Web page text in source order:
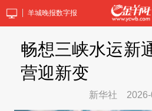
羊城晚报数字报
畅想三峡水运新
营迎新变
新华社